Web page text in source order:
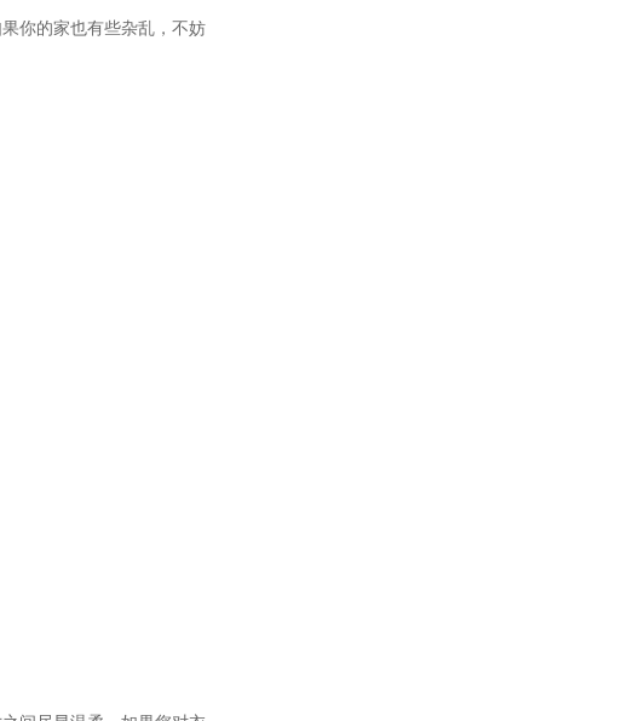
你的家也有些杂乱，不妨